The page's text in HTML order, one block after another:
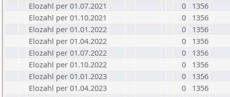
Elozahl per 01.07.2021
0
1356
Elozahl per 01.10.2021
0
1356
Elozahl per 01.01.2022
0
1356
Elozahl per 01.04.2022
0
1356
Elozahl per 01.07.2022
0
1356
Elozahl per 01.10.2022
0
1356
Elozahl per 01.01.2023
0
1356
Elozahl per 01.04.2023
0
1356